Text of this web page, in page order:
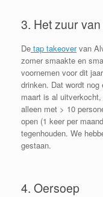
3. Het zuur
De tap takeovervan
zomer smaakte en
voornemen voor dit
drinken. Dat wordt
maart is al
alleen met > 10
open (1 keer per
tegenhouden. We
gestaan.
4. Oersoep